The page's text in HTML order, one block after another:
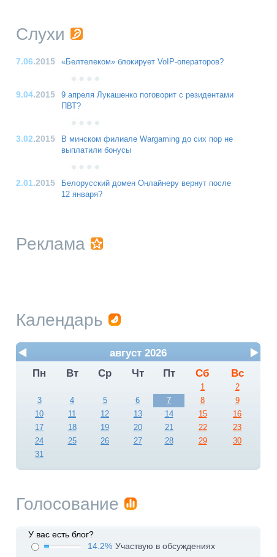
Слухи
7.06.2015 «Белтелеком» блокирует VoIP-операторов?
9.04.2015
9 апреля Лукашенко поговорит с резидентами
ПВТ?
3.02.2015
В минском филиале Wargaming до сих пор не
выплатили бонусы
2.01.2015
Белорусский домен Онлайнеру вернут после
12 января?
Реклама
Календарь
август 2026
Пн
Вт Ср Чт Пт Сб Вс
1
2
3
4 5 6 7 8
9
10
11 12 13 14 15
16
17
18 19 20 21 22
23
24
25 26 27 28 29
30
31
Голосование
У вас есть блог?
14.2% Участвую в обсуждениях